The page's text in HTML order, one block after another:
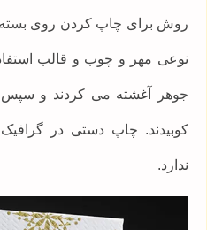
روش برای چاپ کردن روی بسته
نوعی مهر و چوب و قالب
جوهر آغشته می کردند و
کوبیدند. چاپ دستی در
ندارد.